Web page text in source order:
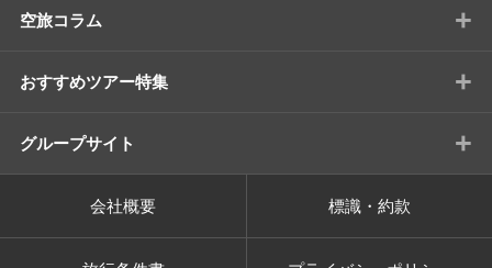
空旅コラム +
おすすめツアー特集 +
グループサイト +
会社概要 標識・約款